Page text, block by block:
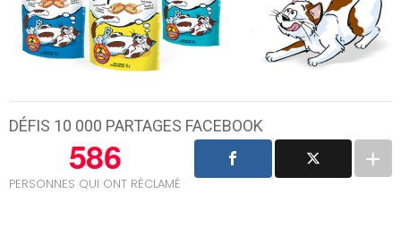
DÉFIS 10 000 PARTAGES FACEBOOK
586
PERSONNES QUI ONT RÉCLAMÉ